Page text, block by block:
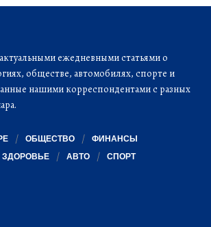
ежедневными статьями о
обществе, автомобилях, спорте и
нашими корреспондентами с разных
ОБЩЕСТВО
ФИНАНСЫ
ЗДОРОВЬЕ АВТО СПОРТ